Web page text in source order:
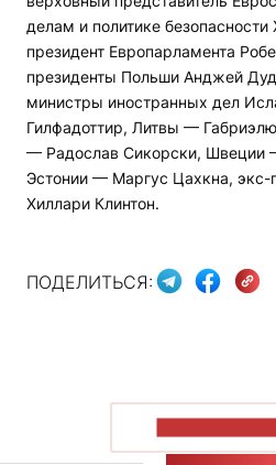
делам и политике
президент Европарламента
президенты Польши Анджей
министры иностранных дел
Гилфадоттир, Литвы —
— Радослав Сикорски, Швеции
Эстонии — Маргус Цахкна,
Хиллари Клинтон.
ПОДЕЛИТЬСЯ: